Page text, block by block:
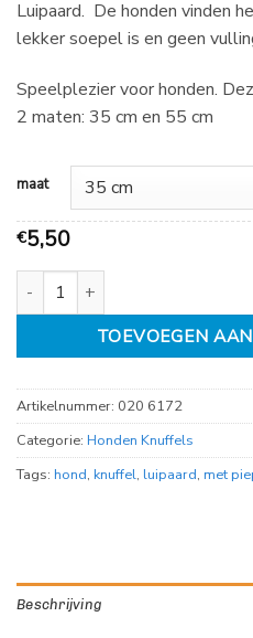
7,95
Luipaard. De honden vinden
lekker soepel is en geen
Speelplezier voor honden.
2 maten: 35 cm en 55 cm
maat
€5,50
Plat knuffel Luipaard met 2
TOEVOEGEN
Artikelnummer: 020 6172
Categorie: Honden Knuffels
Tags: hond, knuffel, luipaard, met
Beschrijving